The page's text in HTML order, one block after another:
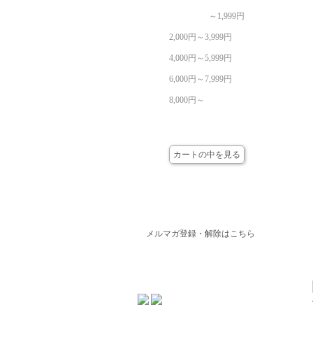
～1,999円
2,000円～3,999円
4,000円～5,999円
6,000円～7,999円
8,000円～
カートの中を見る
メルマガ登録・解除はこちら